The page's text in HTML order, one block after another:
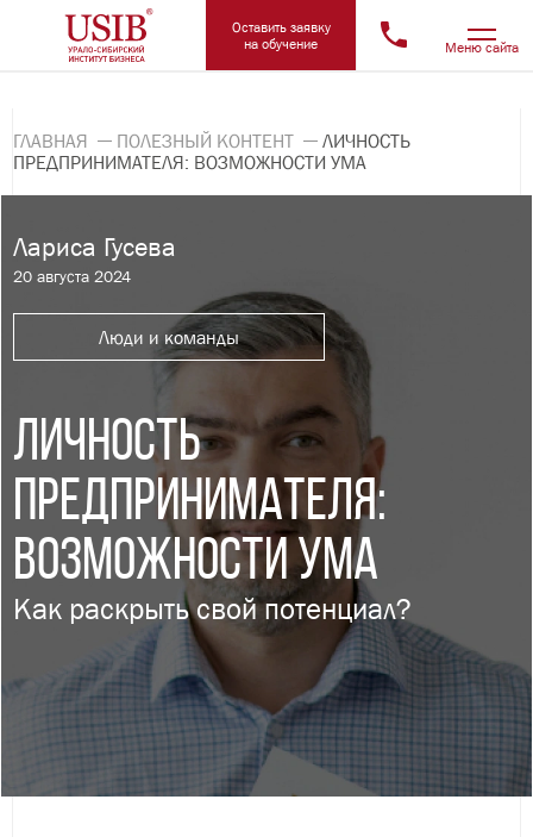
Оставить заявку
на обучение
Меню сайта
ГЛАВНАЯ ПОЛЕЗНЫЙ КОНТЕНТ
ЛИЧНОСТЬ
ПРЕДПРИНИМАТЕЛЯ: ВОЗМОЖНОСТИ УМА
Лариса Гусева
20 августа 2024
Люди и команды
ЛИЧНОСТЬ
ПРЕДПРИНИМАТЕЛЯ:
ВОЗМОЖНОСТИ УМА
Как раскрыть свой потенциал?